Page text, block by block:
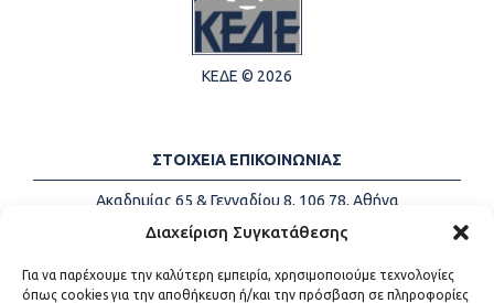
Διαχείριση Συγκατάθεσης
Για να παρέχουμε την καλύτερη εμπειρία, χρησιμοποιούμε τεχνολογίες
όπως cookies για την αποθήκευση ή/και την πρόσβαση σε πληροφορίες
ΚΕΔΕ © 2026
ΣΤΟΙΧΕΙΑ ΕΠΙΚΟΙΝΩΝΙΑΣ
Ακαδημίας 65 & Γενναδίου 8, 106 78, Αθήνα
Τηλέφωνα:
+30 213-2147500
Email:
info@kede.gr